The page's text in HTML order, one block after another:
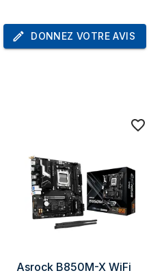
DONNEZ VOTRE AVIS
Asrock B850M-X WiFi